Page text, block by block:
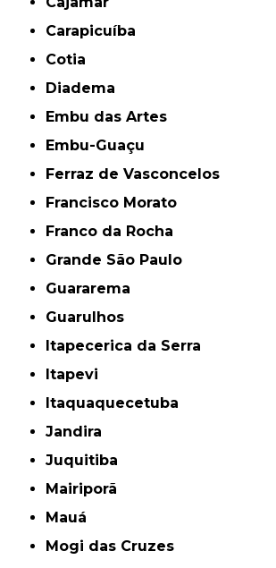
Carapicuíba
Cotia
Diadema
Embu das Artes
Embu-Guaçu
Ferraz de Vasconcelos
Francisco Morato
Franco da Rocha
Grande São Paulo
Guararema
Guarulhos
Itapecerica da Serra
Itapevi
Itaquaquecetuba
Jandira
Juquitiba
Mairiporã
Mauá
Mogi das Cruzes